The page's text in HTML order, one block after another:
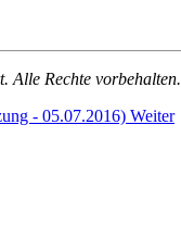
Alle Rechte vorbehalten.
- 05.07.2016) Weiter